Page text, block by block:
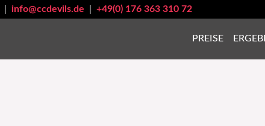
info@ccdevils.de +49(0) 176 363 310 72
PREISE